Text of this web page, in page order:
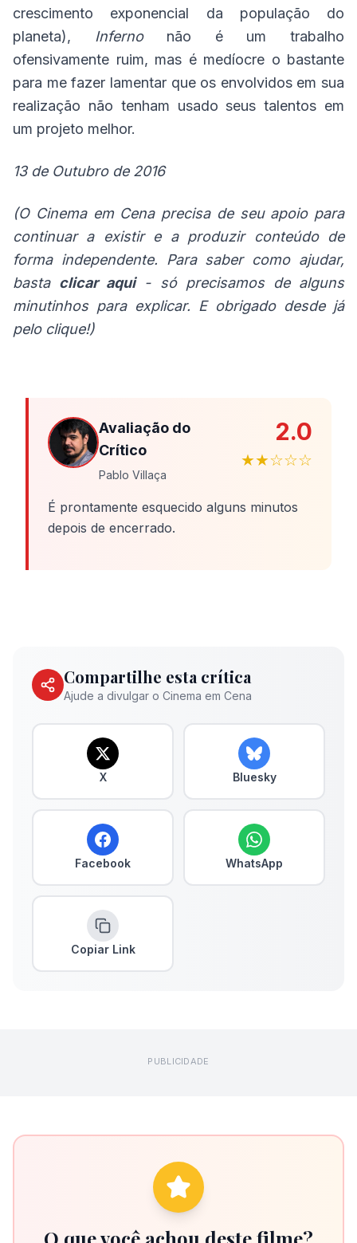
crescimento exponencial da população do
planeta),
Inferno não é um trabalho
ofensivamente ruim, mas é medíocre o bastante
para me fazer lamentar que os envolvidos em sua
realização não tenham usado seus talentos em
um projeto melhor.
13 de Outubro de 2016
(O Cinema em Cena precisa de seu apoio para
continuar a existir e a produzir conteúdo de
forma independente. Para saber como ajudar,
basta clicar aqui- só precisamos de alguns
minutinhos para explicar. E obrigado desde já
pelo clique!)
Avaliação do
Crítico
Pablo Villaça
2.0
★★☆☆☆
É prontamente esquecido alguns minutos
depois de encerrado.
Compartilhe esta crítica
Ajude a divulgar o Cinema em Cena
X Bluesky
Facebook WhatsApp
Copiar Link
PUBLICIDADE